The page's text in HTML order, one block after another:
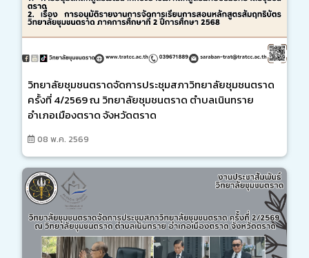
วิทยาลัยชุมชนตราดจัดการประชุมสภาวิทยาลัยชุมชนตราด
ครั้งที่ 4/2569 ณ วิทยาลัยชุมชนตราด ตำบลเนินทราย
อำเภอเมืองตราด จังหวัดตราด
08 พ.ค. 2569